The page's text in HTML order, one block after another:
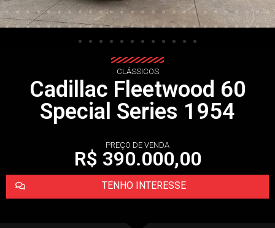
CLÁSSICOS
Cadillac Fleetwood 60
Special Series 1954
PREÇO DE VENDA
R$ 390.000,00
TENHO INTERESSE